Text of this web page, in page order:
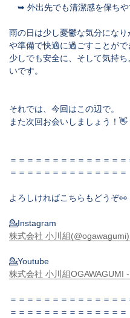
➥ 外出先でも清潔感を保ちや
雨の日は少し憂鬱な気分にな
や準備で快適に過ごすことがで
少しでも安全に、そして気持
いです。
それでは、今回はこの辺で。
また次回お会いしましょう！👋
＝＝＝＝＝＝＝＝＝＝＝＝＝
＝＝＝＝＝＝＝＝＝＝＝＝＝＝
よろしければこちらもどうぞ👀
💁Instagram
株式会社 小川組
💁Youtube
株式会社 小川組OGAWAGUMI
＝＝＝＝＝＝＝＝＝＝＝＝＝
＝＝＝＝＝＝＝＝＝＝＝＝＝＝